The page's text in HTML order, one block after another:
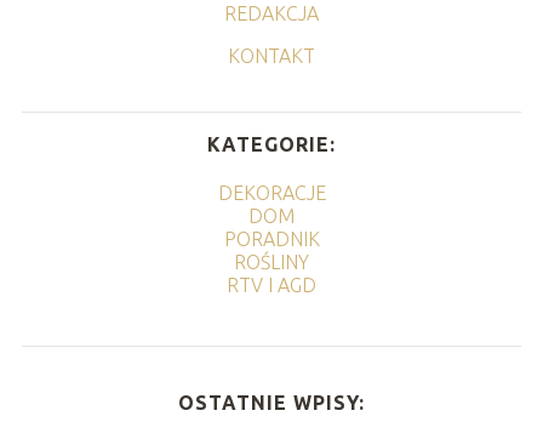
REDAKCJA
KONTAKT
KATEGORIE:
DEKORACJE
DOM
PORADNIK
ROŚLINY
RTV I AGD
OSTATNIE WPISY: